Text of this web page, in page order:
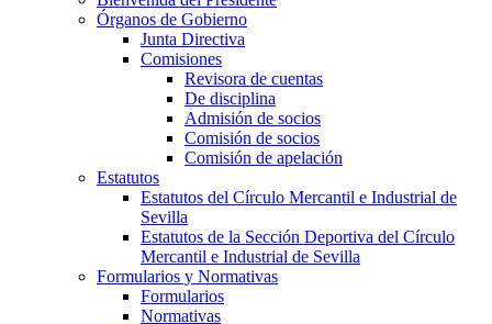
Órganos de Gobierno
Junta Directiva
Comisiones
Revisora de cuentas
De disciplina
Admisión de socios
Comisión de socios
Comisión de apelación
Estatutos
Estatutos del Círculo Mercantil e Industrial de
Sevilla
Estatutos de la Sección Deportiva del Círculo
Mercantil e Industrial de Sevilla
Formularios y Normativas
Formularios
Normativas